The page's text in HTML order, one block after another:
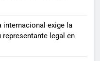
internacional exige la
legal en